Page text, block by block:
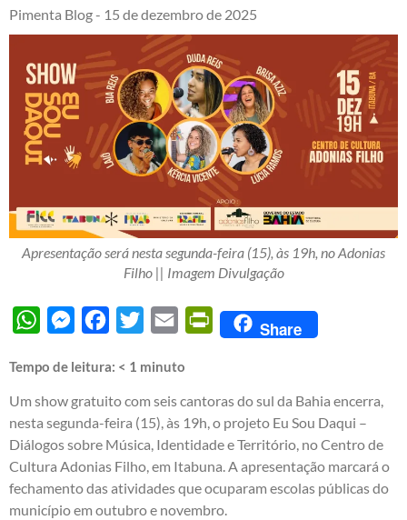
Pimenta Blog - 15 de dezembro de 2025
Apresentação será nesta segunda-feira (15), às 19h, no Adonias
Filho || Imagem Divulgação
WhatsAppMessengerFacebook
Twitter Email PrintFriendly
Share
Tempo de leitura: < 1 minuto
Um show gratuito com seis cantoras do sul da Bahia encerra,
nesta segunda-feira (15), às 19h, o projeto Eu Sou Daqui –
Diálogos sobre Música, Identidade e Território, no Centro de
Cultura Adonias Filho, em Itabuna. A apresentação marcará o
fechamento das atividades que ocuparam escolas públicas do
município em outubro e novembro.